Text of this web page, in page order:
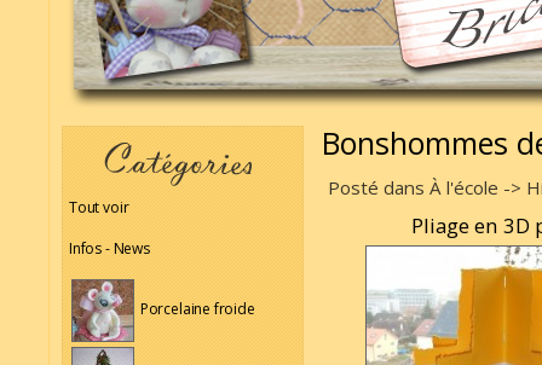
Tout voir
Infos - News
Porcelaine froide
Bonshommes
Posté dans À l'école ->
Pliage en